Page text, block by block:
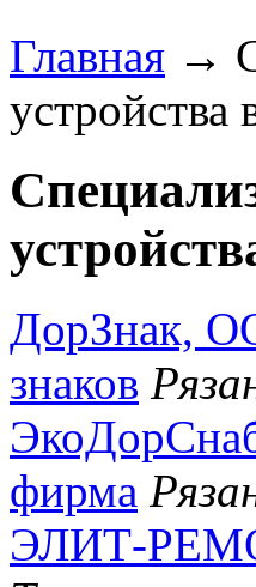
Главная →
устройства
ДорЗнак,
знаков
фирма
ЭЛИТ-